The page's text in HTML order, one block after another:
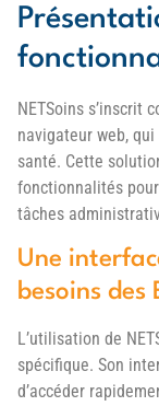
NETSoins s’inscrit
navigateur web,
santé. Cette
fonctionnalités
tâches
Une
besoins des
L’utilisation de
spécifique. Son
d’accéder